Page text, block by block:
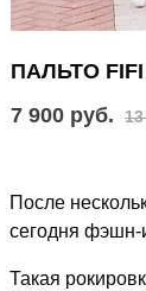
ПАЛЬТО FIFI
7 900 руб.
После
сегодня фэшн-
Такая